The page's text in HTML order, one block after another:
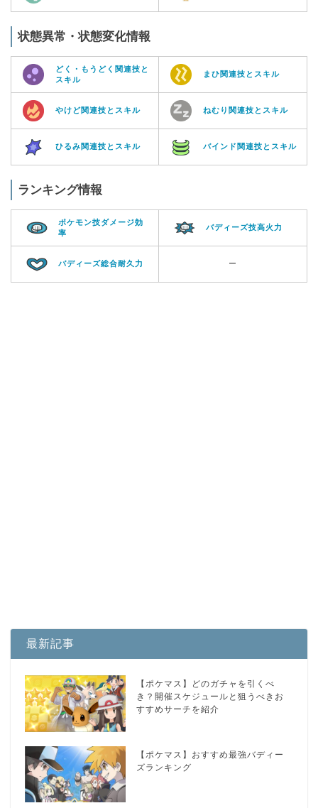
状態異常・状態変化情報
どく・もうどく関連技と
スキル
まひ関連技とスキル
やけど関連技とスキル ねむり関連技とスキル
ひるみ関連技とスキル バインド関連技とスキル
ランキング情報
ポケモン技ダメージ効
率
バディーズ技高火力
バディーズ総合耐久力 ー
最新記事
【ポケマス】どのガチャを引くべ
き？開催スケジュールと狙うべきお
すすめサーチを紹介
【ポケマス】おすすめ最強バディー
ズランキング